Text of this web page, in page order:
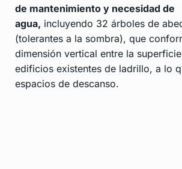
de mantenimiento y necesidad de
agua, incluyendo 32 árboles de
(tolerantes a la sombra), que
dimensión vertical entre la
edificios existentes de ladrillo, a lo
espacios de descanso.